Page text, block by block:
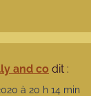
and co dit :
à 20 h 14 min